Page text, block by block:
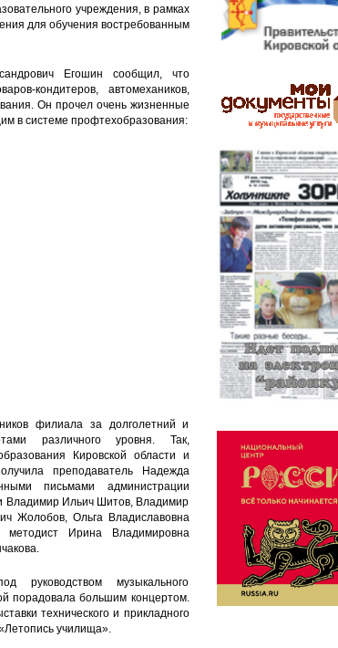
учреждения, в рамках
для обучения востребованным
Егошин сообщил, что
кондитеров, автомехаников,
Он прочел очень жизненные
в системе профтехобразования:
филиала за долголетний и
различного уровня. Так,
Кировской области и
преподаватель Надежда
письмами администрации
Владимир Ильич Шитов, Владимир
Жолобов, Ольга Владиславовна
методист Ирина Владимировна
руководством музыкального
порадовала большим концертом.
технического и прикладного
училища».